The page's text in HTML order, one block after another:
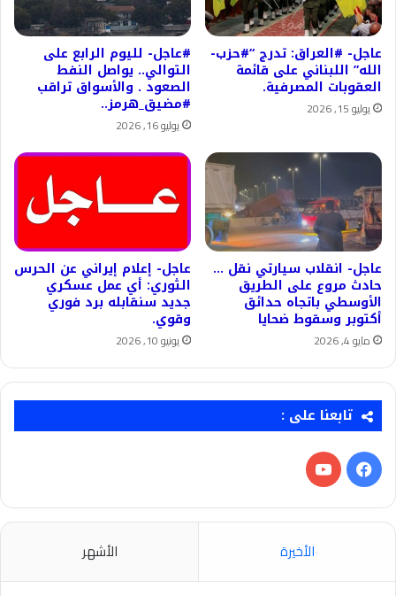
عاجل- #العراق: تدرج “#حزب-
الله” اللبناني على قائمة
العقوبات المصرفية.
يوليو 15, 2026
#عاجل- لليوم الرابع على
التوالي.. يواصل النفط
الصعود . والأسواق تراقب
#مضيق_هرمز..
يوليو 16, 2026
عاجل- انقلاب سيارتي نقل …
حادث مروع على الطريق
الأوسطي باتجاه حدائق
أكتوبر وسقوط ضحايا
مايو 4, 2026
عاجل- إعلام إيراني عن الحرس
الثوري: أي عمل عسكري
جديد سنقابله برد فوري
وقوي.
يونيو 10, 2026
تابعنا على :
فيسبوك‫YouTube
الأخيرة الأشهر